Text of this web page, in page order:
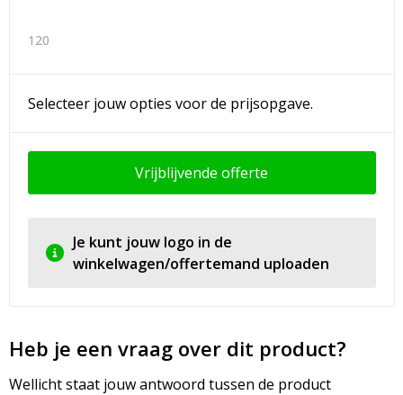
120
Selecteer jouw opties voor de prijsopgave.
Vrijblijvende offerte
Je kunt jouw logo in de
winkelwagen/offertemand uploaden
Heb je een vraag over dit product?
Wellicht staat jouw antwoord tussen de product